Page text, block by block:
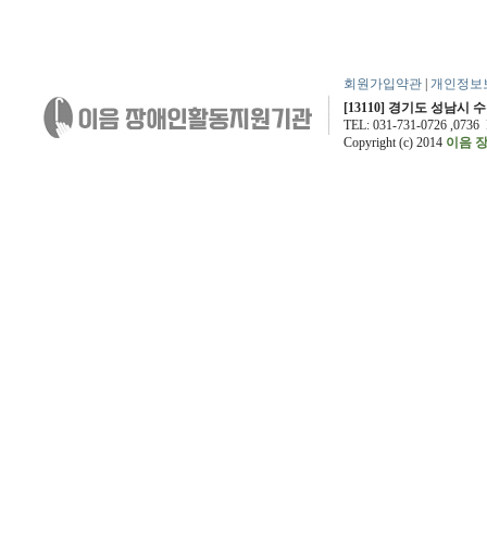
회원가입약관 개인정보
[13110] 경기도 성남시
TEL: 031-731-0726
Copyright (c) 2014 이음